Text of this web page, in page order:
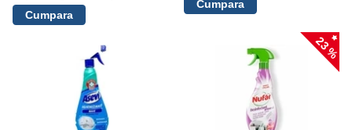
23 %